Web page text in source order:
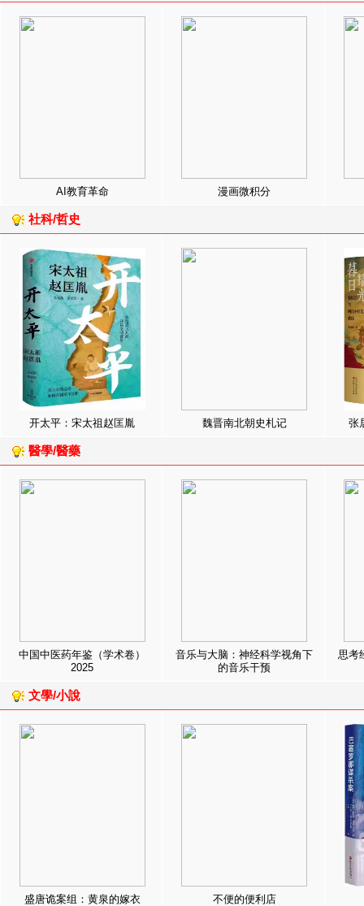
AI教育革命 漫画微积分
社科/哲史
开太平：宋太祖赵匡胤 魏晋南北朝史札记 张
醫學/醫藥
中国中医药年鉴（学术卷）
2025
音乐与大脑：神经科学视角下
的音乐干预
思考
文學/小說
盛唐诡案组：黄泉的嫁衣 不便的便利店